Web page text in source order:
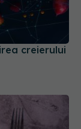
creierului